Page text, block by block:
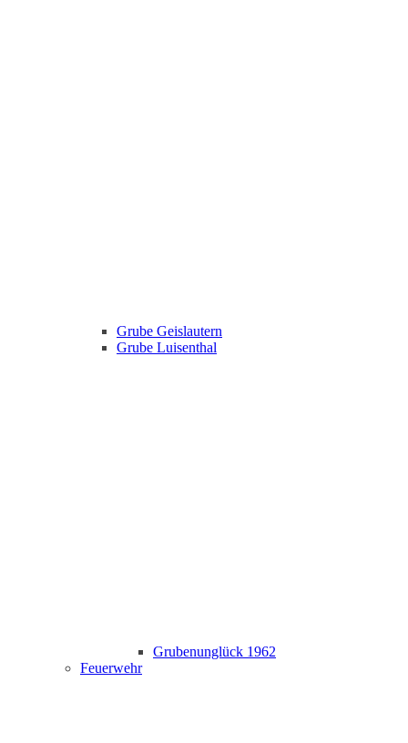
Grube Geislautern
Grube Luisenthal
Grubenunglück 1962
Feuerwehr